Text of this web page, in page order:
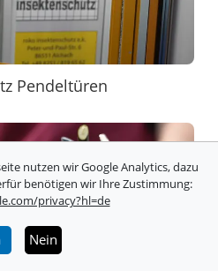
Pendeltüren
nutzen wir Google Analytics, dazu
benötigen wir Ihre Zustimmung:
privacy?hl=de
Nein